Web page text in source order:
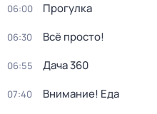
06:00 Прогулка
06:30 Всё просто!
06:55 Дача 360
07:40 Внимание! Еда